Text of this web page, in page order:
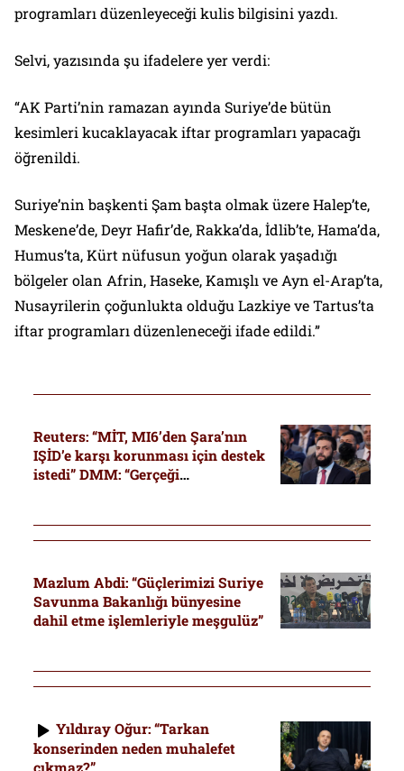
programları düzenleyeceği kulis bilgisini yazdı.
Selvi, yazısında şu ifadelere yer verdi:
“AK Parti’nin ramazan ayında Suriye’de bütün
kesimleri kucaklayacak iftar programları yapacağı
öğrenildi.
Suriye’nin başkenti Şam başta olmak üzere Halep’te,
Meskene’de, Deyr Hafir’de, Rakka’da, İdlib’te, Hama’da,
Humus’ta, Kürt nüfusun yoğun olarak yaşadığı
bölgeler olan Afrin, Haseke, Kamışlı ve Ayn el-Arap’ta,
Nusayrilerin çoğunlukta olduğu Lazkiye ve Tartus’ta
iftar programları düzenleneceği ifade edildi.”
Reuters: “MİT, MI6’den Şara’nın
IŞİD’e karşı korunması için destek
istedi” DMM: “Gerçeği
Mazlum Abdi: “Güçlerimizi Suriye
Savunma Bakanlığı bünyesine
dahil etme işlemleriyle meşgulüz”
Yıldıray Oğur: “Tarkan
konserinden neden muhalefet
çıkmaz?”